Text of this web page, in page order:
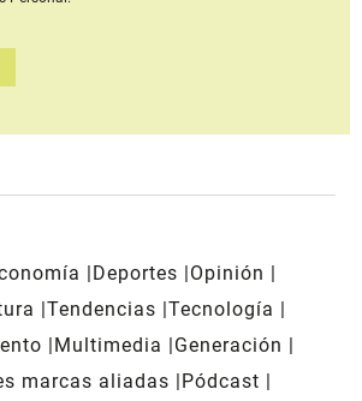
Deportes
Opinión
Tendencias Tecnología
Multimedia
Generación
marcas aliadas
Pódcast